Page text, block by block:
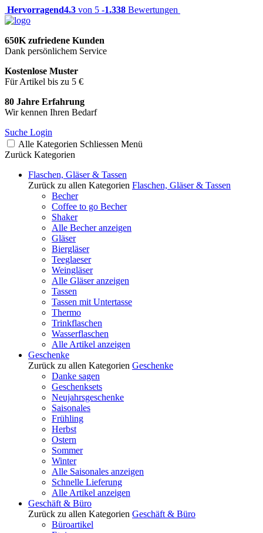
Hervorragend4.3 von 5 -1.338 Bewertungen
650K zufriedene Kunden
Dank persönlichem Service
Kostenlose Muster
Für Artikel bis zu 5 €
80 Jahre Erfahrung
Wir kennen Ihren Bedarf
Suche Login
Alle Kategorien Schliessen Menü
Zurück Kategorien
Flaschen, Gläser & Tassen
Zurück zu allen Kategorien Flaschen, Gläser & Tassen
Becher
Coffee to go Becher
Shaker
Alle Becher anzeigen
Gläser
Biergläser
Teeglaeser
Weingläser
Alle Gläser anzeigen
Tassen
Tassen mit Untertasse
Thermo
Trinkflaschen
Wasserflaschen
Alle Artikel anzeigen
Geschenke
Zurück zu allen Kategorien Geschenke
Danke sagen
Geschenksets
Neujahrsgeschenke
Saisonales
Frühling
Herbst
Ostern
Sommer
Winter
Alle Saisonales anzeigen
Schnelle Lieferung
Alle Artikel anzeigen
Geschäft & Büro
Zurück zu allen Kategorien Geschäft & Büro
Büroartikel